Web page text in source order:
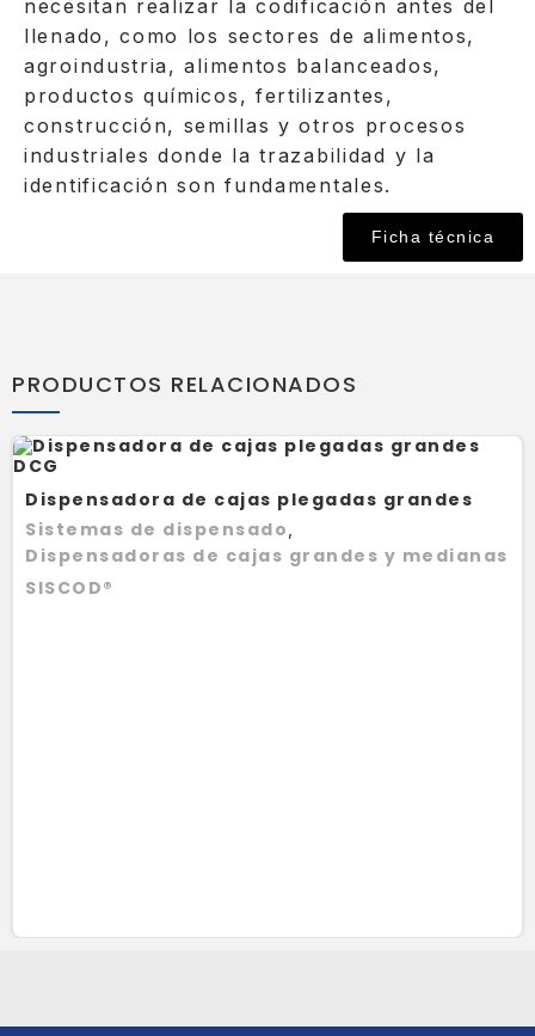
necesitan realizar la codificación antes del
llenado, como los sectores de alimentos,
agroindustria, alimentos balanceados,
productos químicos, fertilizantes,
construcción, semillas y otros procesos
industriales donde la trazabilidad y la
identificación son fundamentales.
Ficha técnica
PRODUCTOS RELACIONADOS
Dispensadora de cajas plegadas grandes
DCG
Sistemas de dispensado
Dispensadoras de cajas grandes y medianas
SISCOD®